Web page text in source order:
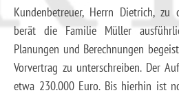
Kundenbetreuer, Herrn Dietrich,
berät die Familie Müller
Planungen und Berechnungen
Vorvertrag zu unterschreiben. Der
etwa 230.000 Euro. Bis hierhin ist